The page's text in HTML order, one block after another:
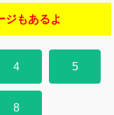
ジもあるよ
4 5
8